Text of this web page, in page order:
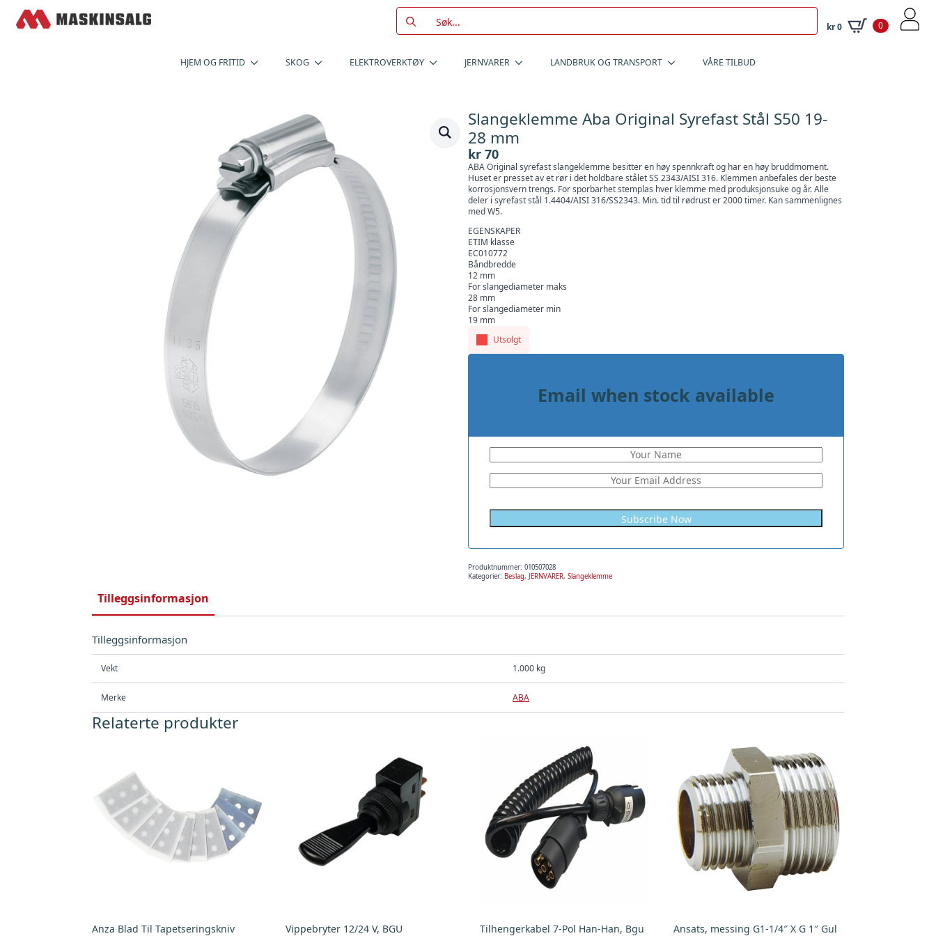
Search
for:
kr0 0
HJEM OG FRITID SKOG ELEKTROVERKTØY JERNVARER LANDBRUK OG TRANSPORT VÅRE TILBUD
Slangeklemme Aba Original Syrefast Stål S50 19-
28 mm
kr 70
ABA Original syrefast slangeklemme besitter en høy spennkraft og har en høy bruddmoment.
Huset er presset av et rør i det holdbare stålet SS 2343/AISI 316. Klemmen anbefales der beste
korrosjonsvern trengs. For sporbarhet stemplas hver klemme med produksjonsuke og år. Alle
deler i syrefast stål 1.4404/AISI 316/SS2343. Min. tid til rødrust er 2000 timer. Kan sammenlignes
med W5.
EGENSKAPER
ETIM klasse
EC010772
Båndbredde
12 mm
For slangediameter maks
28 mm
For slangediameter min
19 mm
Utsolgt
Email when stock available
Produktnummer: 010507028
Kategorier: Beslag, JERNVARER, Slangeklemme
Tilleggsinformasjon
Tilleggsinformasjon
Vekt 1.000 kg
Merke ABA
Relaterte produkter
Anza Blad Til Tapetseringskniv Vippebryter 12/24 V, BGU Tilhengerkabel 7-Pol Han-Han, Bgu Ansats, messing G1-1/4″ X G 1″ Gul